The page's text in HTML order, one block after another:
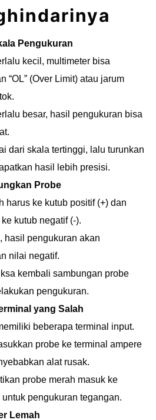
Pengukuran
kecil, multimeter bisa
“OL” (Over Limit) atau jarum
besar, hasil pengukuran bisa
dari skala tertinggi, lalu turunkan
hasil lebih presisi.
Probe
harus ke kutub positif (+) dan
kutub negatif (-).
hasil pengukuran akan
nilai negatif.
kembali sambungan probe
pengukuran.
yang Salah
beberapa terminal input.
probe ke terminal ampere
alat rusak.
probe merah masuk ke
untuk pengukuran tegangan.
Lemah